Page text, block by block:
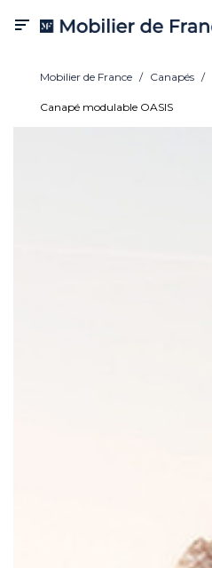
Mobilier de France Canapés
Canapé modulable OASIS